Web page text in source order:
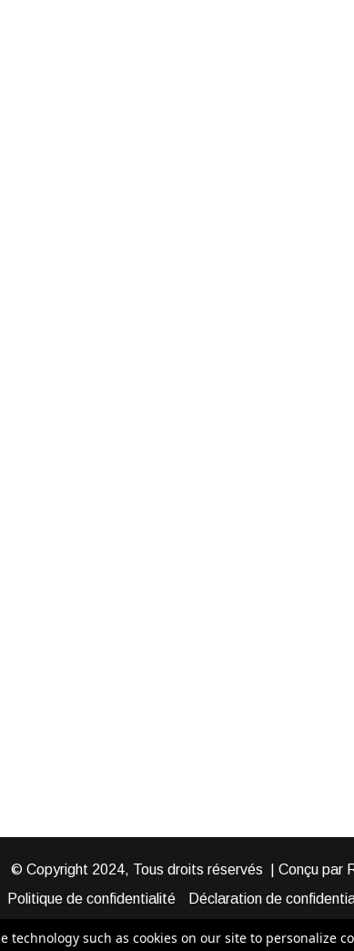
© Copyright 2024, Tous droits réservés | Conçu par
Politique de confidentialité Déclaration de
technology such as cookies on our site to personalize